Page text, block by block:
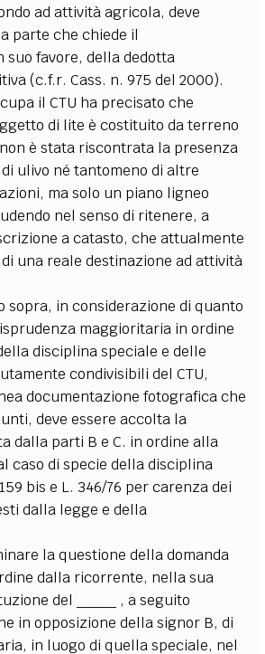
ad attività agricola, deve
parte che chiede il
suo favore, della dedotta
(c.f.r. Cass. n. 975 del 2000).
il CTU ha precisato che
di lite è costituito da terreno
è stata riscontrata la presenza
ulivo né tantomeno di altre
ma solo un piano ligneo
nel senso di ritenere, a
a catasto, che attualmente
una reale destinazione ad attività
sopra, in considerazione di quanto
maggioritaria in ordine
disciplina speciale e delle
condivisibili del CTU,
documentazione fotografica che
deve essere accolta la
dalla parti B e C. in ordine alla
caso di specie della disciplina
bis e L. 346/76 per carenza dei
dalla legge e della
la questione della domanda
dalla ricorrente, nella sua
del ____ , a seguito
in opposizione della signor B, di
in luogo di quella speciale, nel